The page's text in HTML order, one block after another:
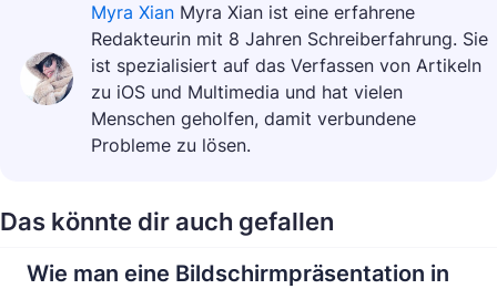
Myra Xian Myra Xian ist eine erfahrene
Redakteurin mit 8 Jahren Schreiberfahrung. Sie
ist spezialisiert auf das Verfassen von Artikeln
zu iOS und Multimedia und hat vielen
Menschen geholfen, damit verbundene
Probleme zu lösen.
Das könnte dir auch gefallen
Wie man eine Bildschirmpräsentation in